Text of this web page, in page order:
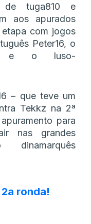
tuga810 e
aos apurados
com jogos
Peter16, o
e o luso-
– que teve um
Tekkz na 2ª
para
nas grandes
ronda!